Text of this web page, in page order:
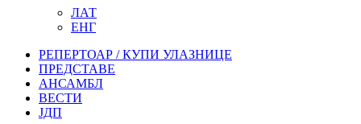
ЛАТ
ЕНГ
РЕПЕРТОАР / КУПИ УЛАЗНИЦЕ
ПРЕДСТАВЕ
АНСАМБЛ
ВЕСТИ
ЈДП